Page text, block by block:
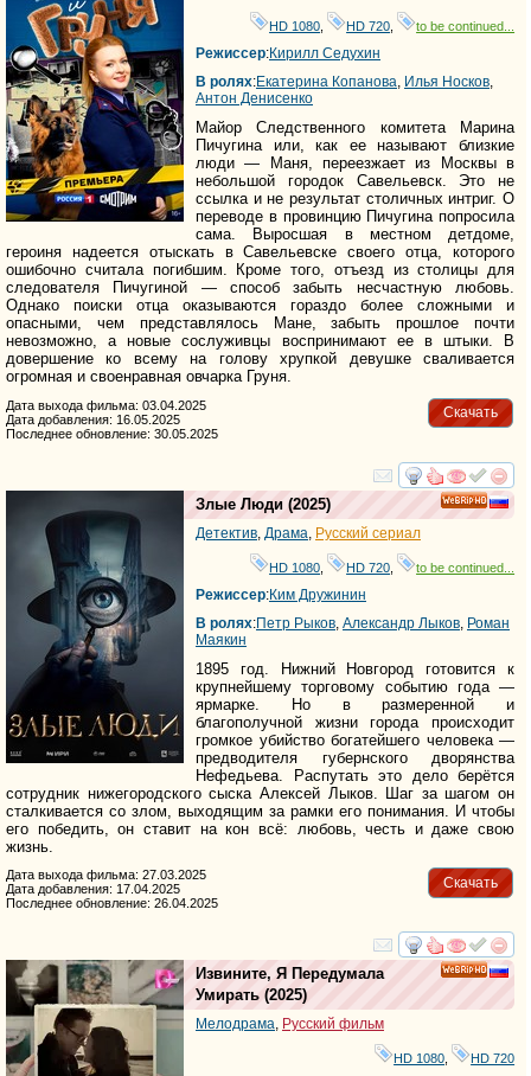
HD 1080 HD 720 to be continued...
Режиссер:Кирилл Седухин
В ролях:Екатерина Копанова Илья Носков
Антон Денисенко
Майор Следственного комитета Марина
Пичугина или, как ее называют близкие
люди — Маня, переезжает из Москвы в
небольшой городок Савельевск. Это не
ссылка и не результат столичных интриг. О
переводе в провинцию Пичугина попросила
сама. Выросшая в местном детдоме,
героиня надеется отыскать в Савельевске своего отца, которого
ошибочно считала погибшим. Кроме того, отъезд из столицы для
следователя Пичугиной — способ забыть несчастную любовь.
Однако поиски отца оказываются гораздо более сложными и
опасными, чем представлялось Мане, забыть прошлое почти
невозможно, а новые сослуживцы воспринимают ее в штыки. В
довершение ко всему на голову хрупкой девушке сваливается
огромная и своенравная овчарка Груня.
Скачать
Дата выхода фильма: 03.04.2025
Дата добавления: 16.05.2025
Последнее обновление: 30.05.2025
смотреть
HD
Злые Люди (2025)
Детектив Драма Русский сериал
HD 1080 HD 720 to be continued...
Режиссер:Ким Дружинин
В ролях:Петр Рыков Александр Лыков Роман
Маякин
1895 год. Нижний Новгород готовится к
крупнейшему торговому событию года —
ярмарке. Но в размеренной и
благополучной жизни города происходит
громкое убийство богатейшего человека —
предводителя губернского дворянства
Нефедьева. Распутать это дело берётся
сотрудник нижегородского сыска Алексей Лыков. Шаг за шагом он
сталкивается со злом, выходящим за рамки его понимания. И чтобы
его победить, он ставит на кон всё: любовь, честь и даже свою
жизнь.
Скачать
Дата выхода фильма: 27.03.2025
Дата добавления: 17.04.2025
Последнее обновление: 26.04.2025
смотреть
Извините, Я Передумала
Умирать (2025)
Мелодрама, Русский фильм
HD 1080 HD 720